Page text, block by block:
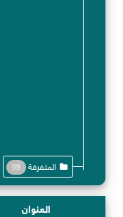
المتفرقة 99
العنوان